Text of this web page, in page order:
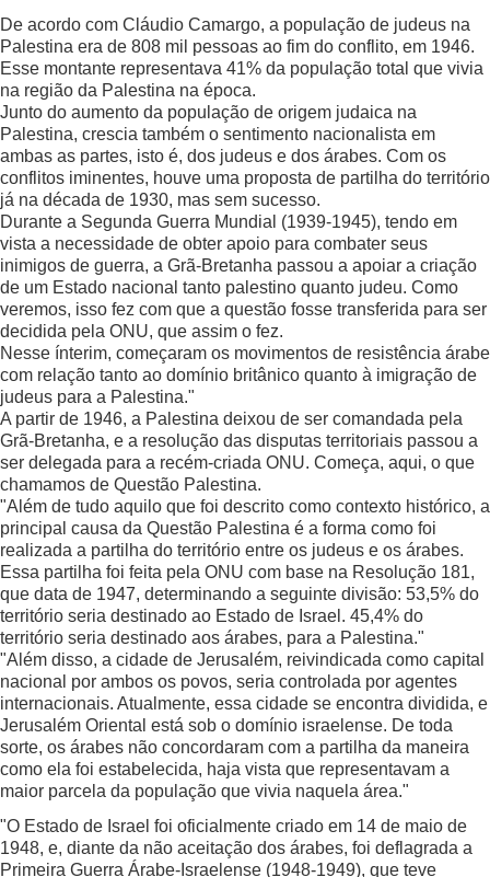
De acordo com Cláudio Camargo, a população de judeus na
Palestina era de 808 mil pessoas ao fim do conflito, em 1946.
Esse montante representava 41% da população total que vivia
na região da Palestina na época.
Junto do aumento da população de origem judaica na
Palestina, crescia também o sentimento nacionalista em
ambas as partes, isto é, dos judeus e dos árabes. Com os
conflitos iminentes, houve uma proposta de partilha do território
já na década de 1930, mas sem sucesso.
Durante a Segunda Guerra Mundial (1939-1945), tendo em
vista a necessidade de obter apoio para combater seus
inimigos de guerra, a Grã-Bretanha passou a apoiar a criação
de um Estado nacional tanto palestino quanto judeu. Como
veremos, isso fez com que a questão fosse transferida para ser
decidida pela ONU, que assim o fez.
Nesse ínterim, começaram os movimentos de resistência árabe
com relação tanto ao domínio britânico quanto à imigração de
judeus para a Palestina."
A partir de 1946, a Palestina deixou de ser comandada pela
Grã-Bretanha, e a resolução das disputas territoriais passou a
ser delegada para a recém-criada ONU. Começa, aqui, o que
chamamos de Questão Palestina.
"Além de tudo aquilo que foi descrito como contexto histórico, a
principal causa da Questão Palestina é a forma como foi
realizada a partilha do território entre os judeus e os árabes.
Essa partilha foi feita pela ONU com base na Resolução 181,
que data de 1947, determinando a seguinte divisão: 53,5% do
território seria destinado ao Estado de Israel. 45,4% do
território seria destinado aos árabes, para a Palestina."
"Além disso, a cidade de Jerusalém, reivindicada como capital
nacional por ambos os povos, seria controlada por agentes
internacionais. Atualmente, essa cidade se encontra dividida, e
Jerusalém Oriental está sob o domínio israelense. De toda
sorte, os árabes não concordaram com a partilha da maneira
como ela foi estabelecida, haja vista que representavam a
maior parcela da população que vivia naquela área."
"O Estado de Israel foi oficialmente criado em 14 de maio de
1948, e, diante da não aceitação dos árabes, foi deflagrada a
Primeira Guerra Árabe-Israelense (1948-1949), que teve